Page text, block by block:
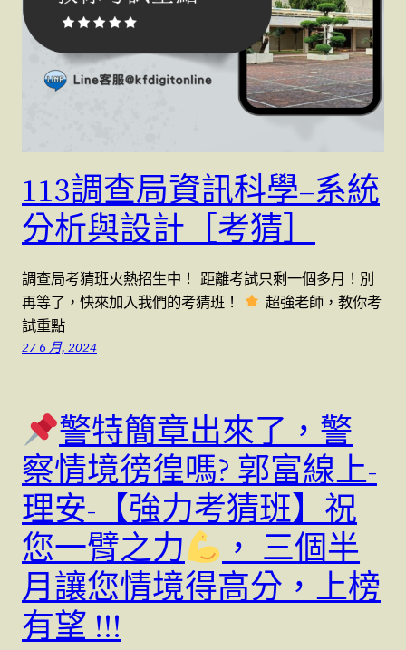
113調查局資訊科學–系統
分析與設計［考猜］
調查局考猜班火熱招生中！ 距離考試只剩一個多月！別
再等了，快來加入我們的考猜班！
超強老師，教你考
試重點
27 6 月, 2024
警特簡章出來了，警
察情境徬徨嗎? 郭富線上-
理安-【強力考猜班】祝
您一臂之力
， 三個半
月讓您情境得高分，上榜
有望 !!!